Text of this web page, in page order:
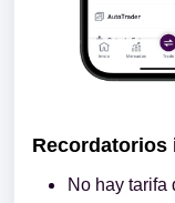
Recordatorios
No hay tarifa